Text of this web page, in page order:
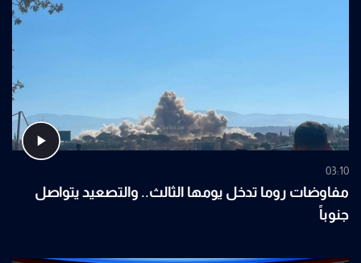
03:10
مفاوضات روما تدخل يومها الثالث.. والتصعيد يتواصل
جنوباً